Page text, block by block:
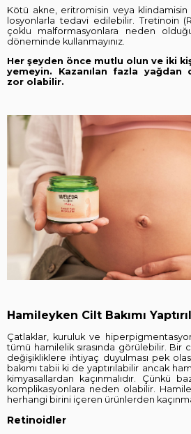
Kötü akne, eritromisin veya
losyonlarla tedavi edilebilir. Tretinoin
çoklu malformasyonlara neden
döneminde kullanmayınız.
Her şeyden önce mutlu olun ve iki
yemeyin. Kazanılan fazla yağdan
zor olabilir.
Hamileyken Cilt Bakımı
Çatlaklar, kuruluk ve
tümü hamilelik sırasında görülebilir. Bir
değişikliklere ihtiyaç duyulması pek
bakımı tabii ki de yaptırılabilir ancak
kimyasallardan kaçınmalıdır. Çünkü
komplikasyonlara neden olabilir.
herhangi birini içeren ürünlerden
Retinoidler